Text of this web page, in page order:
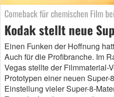
Comeback für chemischen Film
Kodak stellt neue
Einen Funken der Hoffnung
Auch für die Profibranche. Im
Vegas stellte der Filmmaterial-
Prototypen einer neuen Super-
Einstellung vieler Super-8-